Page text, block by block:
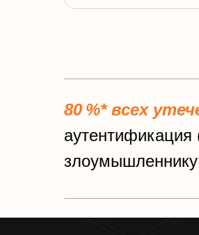
80 %* всех
злоумышленнику